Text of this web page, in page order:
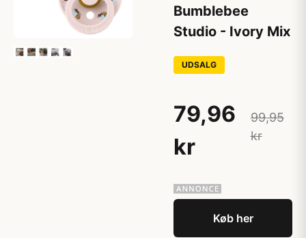
Bumblebee
Studio - Ivory Mix
UDSALG
79,96
kr
99,95
kr
Køb her